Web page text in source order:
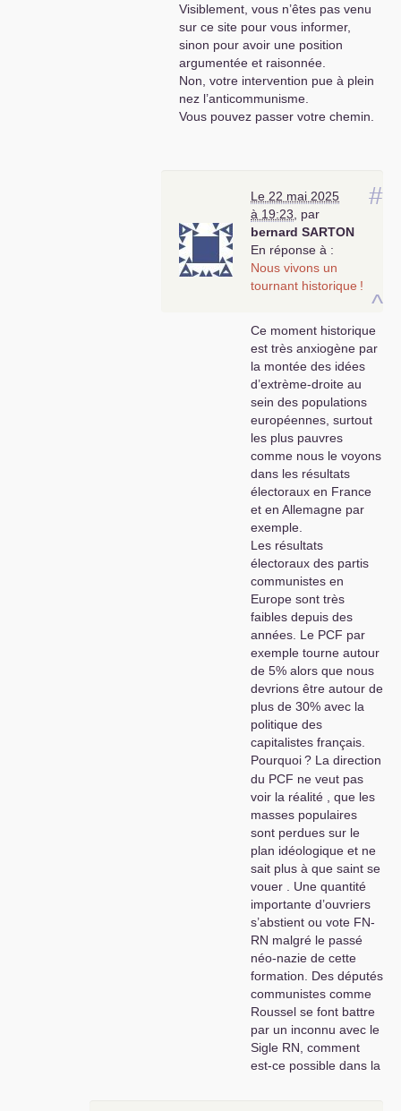
Visiblement, vous n’êtes pas venu
sur ce site pour vous informer,
sinon pour avoir une position
argumentée et raisonnée.
Non, votre intervention pue à plein
nez l’anticommunisme.
Vous pouvez passer votre chemin.
#
^
Le 22 mai 2025
à 19:23
par
bernard SARTON
En réponse à :
Nous vivons un
tournant historique !
Ce moment historique
est très anxiogène par
la montée des idées
d’extrème-droite au
sein des populations
européennes, surtout
les plus pauvres
comme nous le voyons
dans les résultats
électoraux en France
et en Allemagne par
exemple.
Les résultats
électoraux des partis
communistes en
Europe sont très
faibles depuis des
années. Le PCF par
exemple tourne autour
de 5% alors que nous
devrions être autour de
plus de 30% avec la
politique des
capitalistes français.
Pourquoi? La direction
du PCF ne veut pas
voir la réalité , que les
masses populaires
sont perdues sur le
plan idéologique et ne
sait plus à que saint se
vouer . Une quantité
importante d’ouvriers
s’abstient ou vote FN-
RN malgré le passé
néo-nazie de cette
formation. Des députés
communistes comme
Roussel se font battre
par un inconnu avec le
Sigle RN , comment
est-ce possible dans la